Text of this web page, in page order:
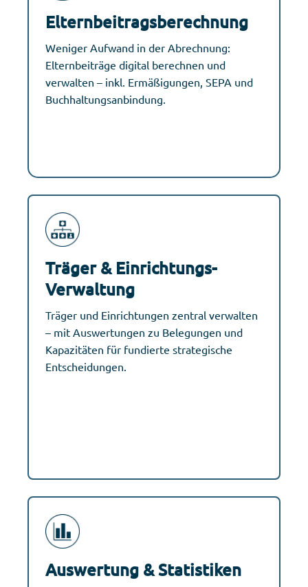
Elternbeitragsberechnung
Weniger Aufwand in der Abrechnung:
Elternbeiträge digital berechnen und
verwalten – inkl. Ermäßigungen, SEPA und
Buchhaltungsanbindung.
Träger & Einrichtungs-
Verwaltung
Träger und Einrichtungen zentral verwalten
– mit Auswertungen zu Belegungen und
Kapazitäten für fundierte strategische
Entscheidungen.
Auswertung & Statistiken